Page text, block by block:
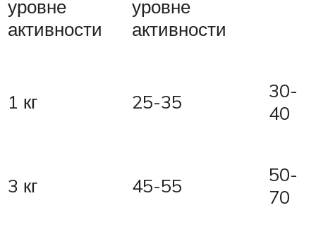
уровне
активности
уровне
активности
1 кг 25-35
30-
40
3 кг 45-55
50-
70